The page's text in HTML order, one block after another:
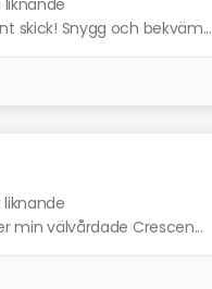
liknande
skick! Snygg och bekväm...
liknande
min välvårdade Crescen...